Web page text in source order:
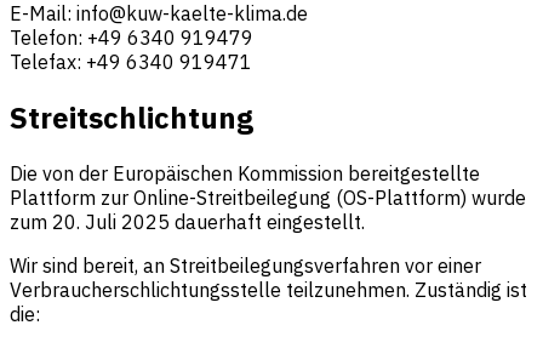
E-Mail: info@kuw-kaelte-klima.de
Telefon: +49 6340 919479
Telefax: +49 6340 919471
Streitschlichtung
Die von der Europäischen Kommission bereitgestellte
Plattform zur Online-Streitbeilegung (OS-Plattform) wurde
zum 20. Juli 2025 dauerhaft eingestellt.
Wir sind bereit, an Streitbeilegungsverfahren vor einer
Verbraucherschlichtungsstelle teilzunehmen. Zuständig ist
die: